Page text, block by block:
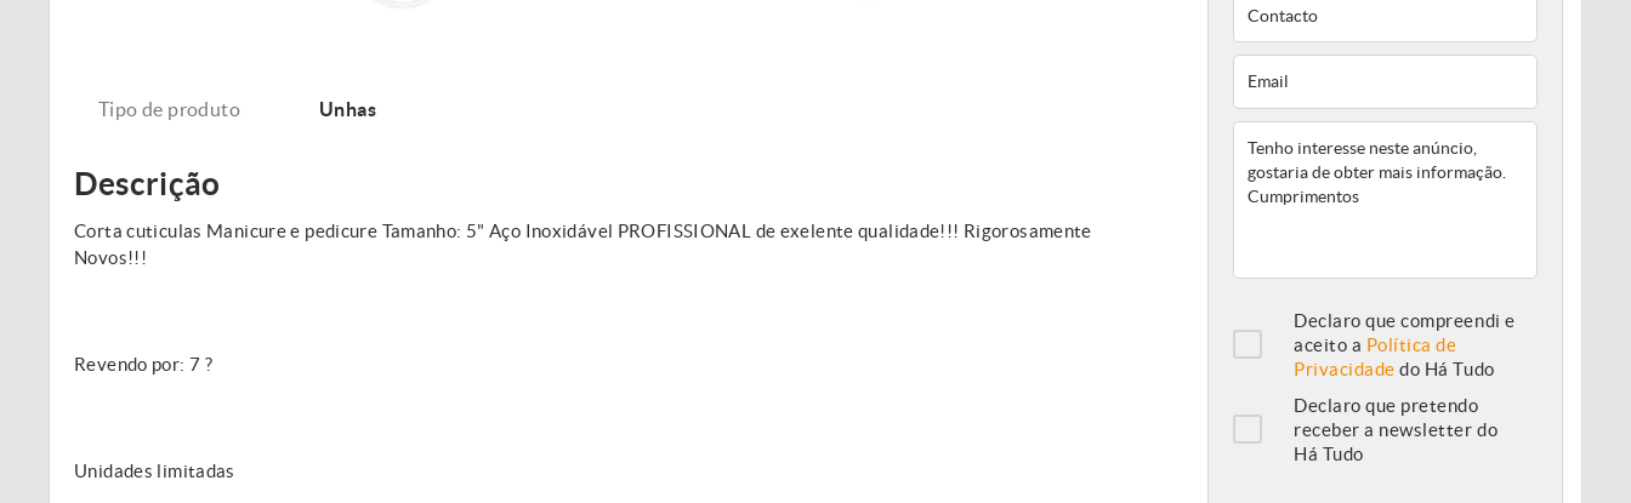
Tipo de produto Unhas
Descrição
Corta cuticulas Manicure e pedicure Tamanho: 5" Aço Inoxidável PROFISSIONAL de exelente qualidade!!! Rigorosamente
Novos!!!
Revendo por: 7 ?
Unidades limitadas
Declaro que compreendi e
aceito a Política de
Privacidade do Há Tudo
Declaro que pretendo
receber a newsletter do
Há Tudo